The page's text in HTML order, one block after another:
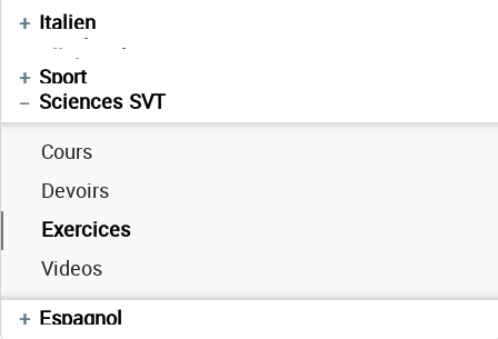
Français
Italien
Devoirs
فلسفة
Devoirs
Allemand
Manuels Scolaires
Informatique
Mathématiques
Physique
Anglais
Devoirs
Sport
Enchainement
العربية
Devoirs
Vidéos
Sciences SVT
Cours
Devoirs
Exercices
Videos
Espagnol
Cours